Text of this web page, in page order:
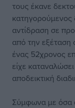
τους έκανε
κατηγορούμενος
αντίδραση σε
από την
ένας 52χρονος
είχε
αποδεικτική
Σύμφωνα με όσα